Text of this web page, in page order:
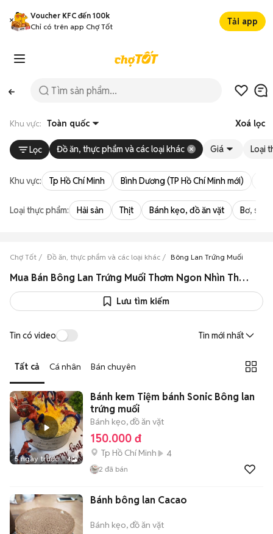
Voucher KFC đến 100k
Chỉ có trên app Chợ Tốt
Tải app
Khu vực: Toàn quốc Xoá lọc
Lọc Đồ ăn, thực phẩm và các loại khác Giá Loại
Khu vực: Tp Hồ Chí Minh Bình Dương (TP Hồ Chí Minh mới)
Loại thực phẩm: Hải sản Thịt Bánh kẹo, đồ ăn vặt Bơ,
Chợ Tốt Đồ ăn, thực phẩm và các loại khác Bông Lan Trứng Muối
Mua Bán Bông Lan Trứng Muối Thơm Ngon Nhìn Thôi Đã Thèm Giá Rẻ
Lưu tìm kiếm
Tin có video Tin mới nhất
Tất cả Cá nhân Bán chuyên
5 ngày trước 4
Bánh kem Tiệm bánh Sonic Bông lan
trứng muối
Bánh kẹo, đồ ăn vặt
150.000 đ
Tp Hồ Chí Minh 4
2 đã bán
Bánh bông lan Cacao
Bánh kẹo, đồ ăn vặt